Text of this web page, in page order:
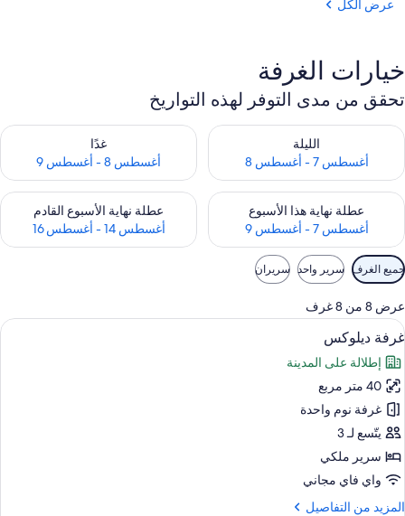
عرض الكل
خيارات الغرفة
تحقق من مدى التوفر لهذه التواريخ
الليلة
أغسطس 7 - أغسطس 8
تحقق من مدى التوفر لليلة للفترة أغسطس 7 - أغسطس 8
غدًا
أغسطس 8 - أغسطس 9
تحقق من مدى التوفر لغد للفترة أغسطس
عطلة نهاية هذا الأسبوع
أغسطس 7 - أغسطس 9
تحقق من مدى التوفر لعطلة نهاية هذا الأسبوع للفترة أغسطس 7 - أغسطس 9
عطلة نهاية الأسبوع القادم
أغسطس 14 - أغسطس 16
تحقق من مدى التوفر لعطلة نهاية
عوامل
التصفية
المتاحة
للغرف
جميع الغرف سرير واحد سريران
عرض 8 من 8 غرف
استعراض
جميع
صور
غرفة
ديلوكس
ميني بار وخزنة داخل الغرفة ومكتب
6
غرفة ديلوكس
إطلالة على المدينة
40 متر مربع
غرفة نوم واحدة
يتّسع لـ 3
سرير ملكي
واي فاي مجاني
المزيد من التفاصيل
المزيد